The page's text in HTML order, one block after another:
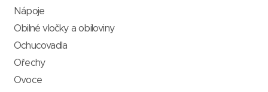
Nápoje
Obilné vločky a obiloviny
Ochucovadla
Ořechy
Ovoce